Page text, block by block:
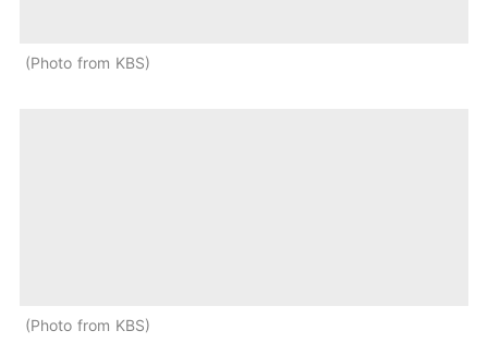
Photo from KBS
Photo from KBS